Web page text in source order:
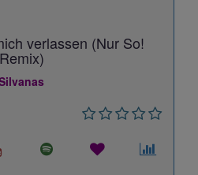
verlassen (Nur So!
Remix)